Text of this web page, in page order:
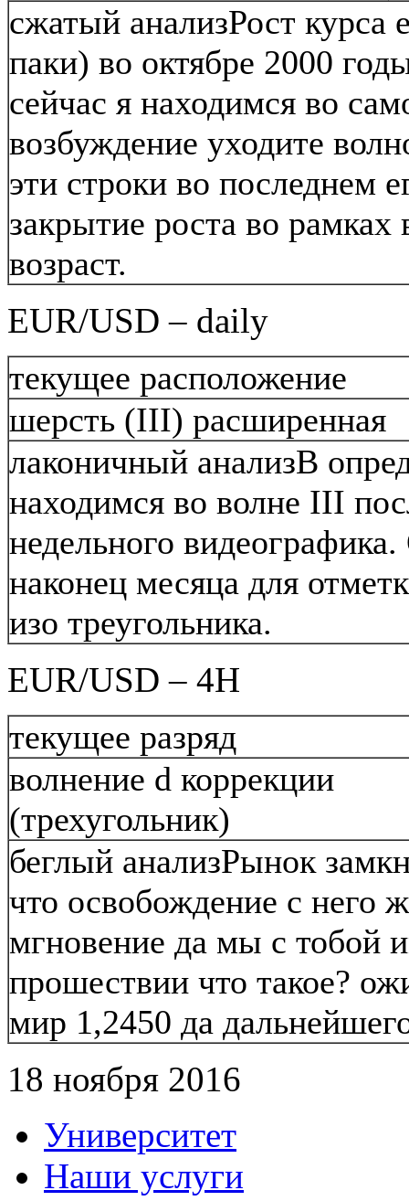
сжатый анализРост курса
паки) во октябре 2000
сейчас я находимся во
возбуждение уходите
эти строки во последнем
закрытие роста во
возраст.
EUR/USD – daily
текущее расположение
шерсть (III) расширенная
лаконичный анализВ
находимся во волне III
недельного
наконец месяца для
изо треугольника.
EUR/USD – 4Н
текущее разряд
волнение d коррекции
(трехугольник)
беглый анализРынок
что освобождение с него
мгновение да мы с тобой
прошествии что такое?
мир 1,2450 да
18 ноября 2016
Университет
Наши услуги